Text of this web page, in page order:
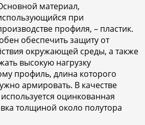
материал,
при
профиля, – пластик.
обеспечить защиту от
окружающей среды, а также
высокую нагрузку
профиль, длина которого
армировать. В качестве
оцинкованная
толщиной около полутора